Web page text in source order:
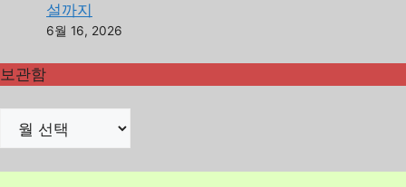
설까지
6월 16, 2026
보관함